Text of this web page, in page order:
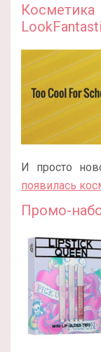
И просто
появилась
Промо-